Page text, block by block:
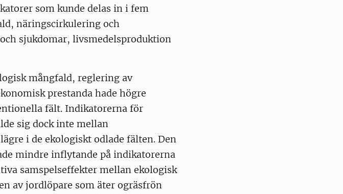
som kunde delas in i fem
näringscirkulering och
sjukdomar, livsmedelsproduktion
mångfald, reglering av
prestanda hade högre
fält. Indikatorerna för
sig dock inte mellan
i de ekologiskt odlade fälten. Den
mindre inflytande på indikatorerna
samspelseffekter mellan ekologisk
av jordlöpare som äter ogräsfrön